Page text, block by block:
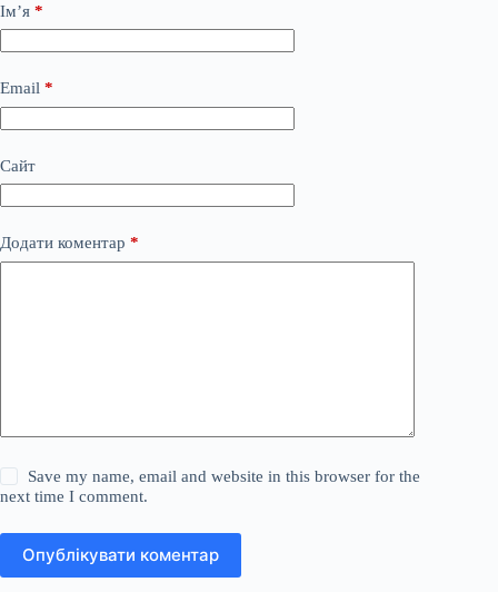
Ім’я *
Email *
Сайт
Додати коментар *
Save my name, email and website in this browser for the
next time I comment.
Опублікувати коментар